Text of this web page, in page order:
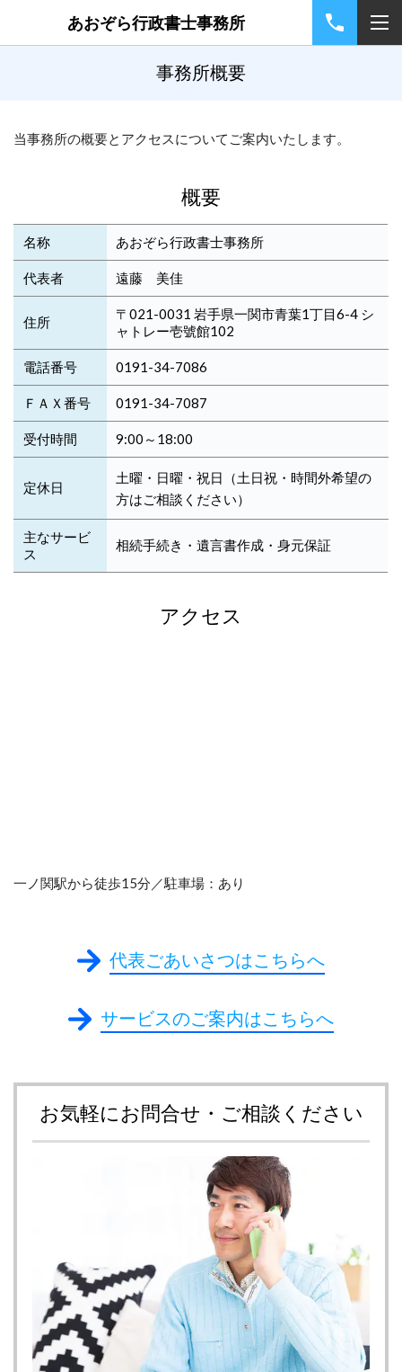
あおぞら行政書士事務所
事務所概要
当事務所の概要とアクセスについてご案内いたします。
概要
名称 あおぞら行政書士事務所
代表者 遠藤 美佳
住所
〒021-0031 岩手県一関市青葉1丁目6-4 シ
ャトレー壱號館102
電話番号 0191-34-7086
ＦＡＸ番号 0191-34-7087
受付時間 9:00～18:00
定休日
土曜・日曜・祝日（土日祝・時間外希望の
方はご相談ください）
主なサービ
ス
相続手続き・遺言書作成・身元保証
アクセス
一ノ関駅から徒歩15分／駐車場：あり
代表ごあいさつはこちらへ
サービスのご案内はこちらへ
お気軽にお問合せ・ご相談ください